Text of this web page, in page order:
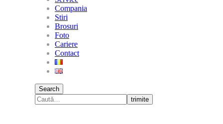
Compania
Stiri
Brosuri
Foto
Cariere
Contact
Search
trimite